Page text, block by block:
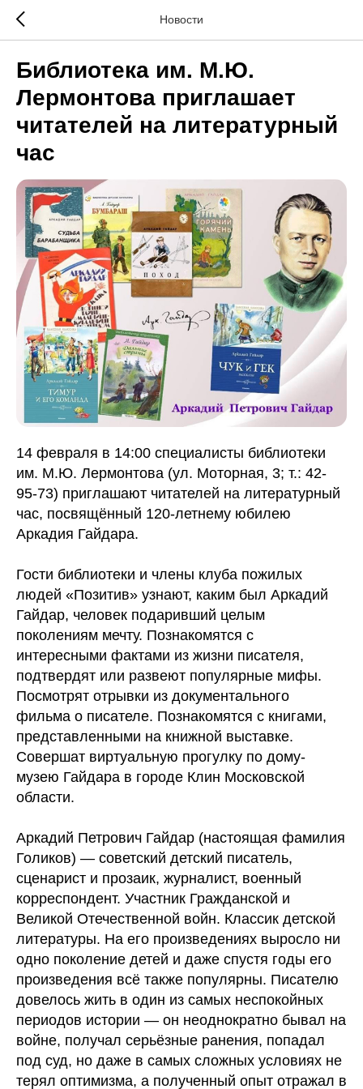
Новости
Библиотека им. М.Ю.
Лермонтова приглашает
читателей на литературный
час
14 февраля в 14:00 специалисты библиотеки
им. М.Ю. Лермонтова (ул. Моторная, 3; т.: 42-
95-73) приглашают читателей на литературный
час, посвящённый 120-летнему юбилею
Аркадия Гайдара.
Гости библиотеки и члены клуба пожилых
людей «Позитив» узнают, каким был Аркадий
Гайдар, человек подаривший целым
поколениям мечту. Познакомятся с
интересными фактами из жизни писателя,
подтвердят или развеют популярные мифы.
Посмотрят отрывки из документального
фильма о писателе. Познакомятся с книгами,
представленными на книжной выставке.
Совершат виртуальную прогулку по дому-
музею Гайдара в городе Клин Московской
области.
Аркадий Петрович Гайдар (настоящая фамилия
Голиков) — советский детский писатель,
сценарист и прозаик, журналист, военный
корреспондент. Участник Гражданской и
Великой Отечественной войн. Классик детской
литературы. На его произведениях выросло ни
одно поколение детей и даже спустя годы его
произведения всё также популярны. Писателю
довелось жить в один из самых неспокойных
периодов истории — он неоднократно бывал на
войне, получал серьёзные ранения, попадал
под суд, но даже в самых сложных условиях не
терял оптимизма, а полученный опыт отражал в